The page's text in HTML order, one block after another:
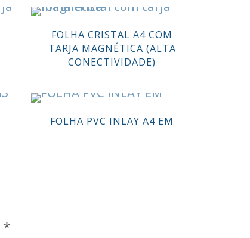
FOLHA CRISTAL A4 COM
TARJA MAGNÉTICA (ALTA
CONECTIVIDADE)
FOLHA PVC INLAY A4 EM
*